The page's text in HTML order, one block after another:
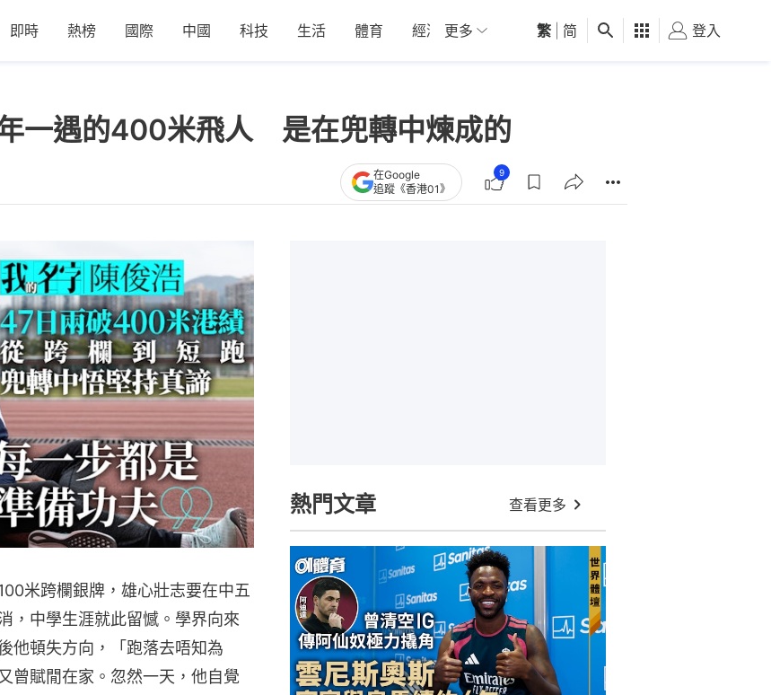
即時 熱榜 國際 中國 科技 生活 體育 經濟 01深圳 觀點 健康 好食玩飛
更多 繁 简 登入
一遇的400米飛人 是在兜轉中煉成的
在Google
追蹤《香港01》
9
米跨欄銀牌，雄心壯志要在中五
，中學生涯就此留憾。學界向來
他頓失方向，「跑落去唔知為
曾賦閒在家。忽然一天，他自覺
熱門文章 查看更多